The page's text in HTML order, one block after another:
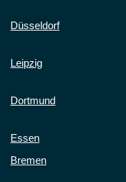
Düsseldorf
Leipzig
Dortmund
Essen
Bremen